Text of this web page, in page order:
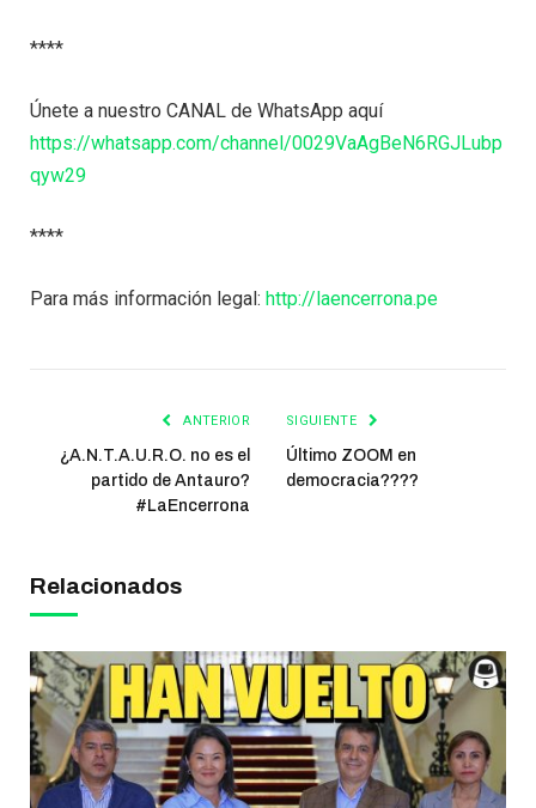
****
Únete a nuestro CANAL de WhatsApp aquí
https://whatsapp.com/channel/0029VaAgBeN6RGJLubp
qyw29
****
Para más información legal: http://laencerrona.pe
ANTERIOR
¿A.N.T.A.U.R.O. no es el
partido de Antauro?
#LaEncerrona
SIGUIENTE
Último ZOOM en
democracia????
Relacionados